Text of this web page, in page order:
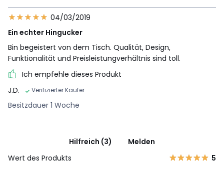
04/03/2019
Ein echter Hingucker
Bin begeistert von dem Tisch. Qualität, Design,
Funktionalität und Preisleistungverhältnis sind toll.
Ich empfehle dieses Produkt
J.D.
Verifizierter Käufer
Besitzdauer 1 Woche
Hilfreich (3)
Melden
Wert des Produkts
5